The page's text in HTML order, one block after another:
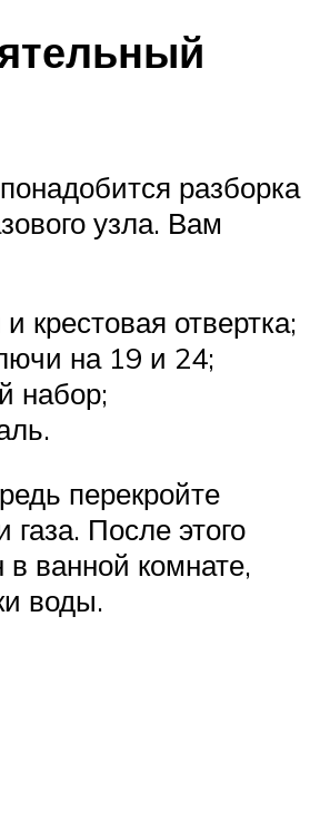
разборка
узла. Вам
крестовая отвертка;
на 19 и 24;
набор;
перекройте
газа. После этого
в ванной комнате,
воды.